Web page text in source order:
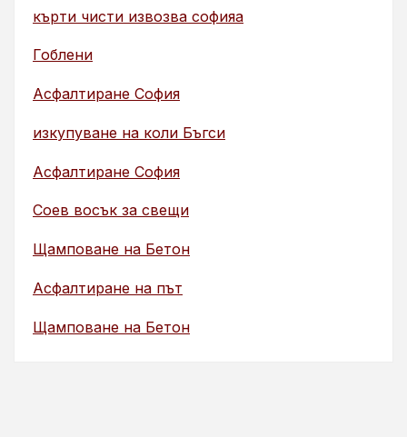
кърти чисти извозва софияа
Гоблени
Асфалтиране София
изкупуване на коли Бъгси
Асфалтиране София
Соев восък за свещи
Щамповане на Бетон
Асфалтиране на път
Щамповане на Бетон